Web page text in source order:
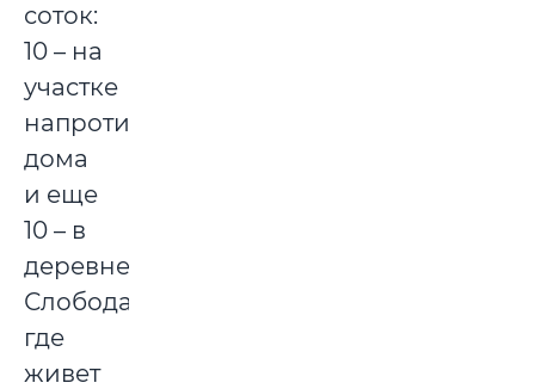
соток:
10 – на
участке
напротив
дома
и еще
10 – в
деревне
Слобода,
где
живет